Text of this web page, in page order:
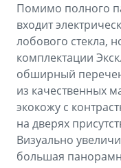
Помимо полного
входит
лобового стекла,
комплектации
обширный
из качественных
экокожу с
на дверях
Визуально
большая